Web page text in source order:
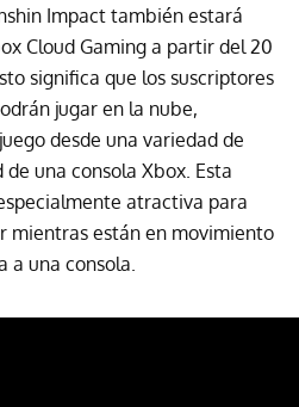
Impact también estará
Cloud Gaming a partir del 20
significa que los suscriptores
jugar en la nube,
desde una variedad de
una consola Xbox. Esta
atractiva para
mientras están en movimiento
a una consola.